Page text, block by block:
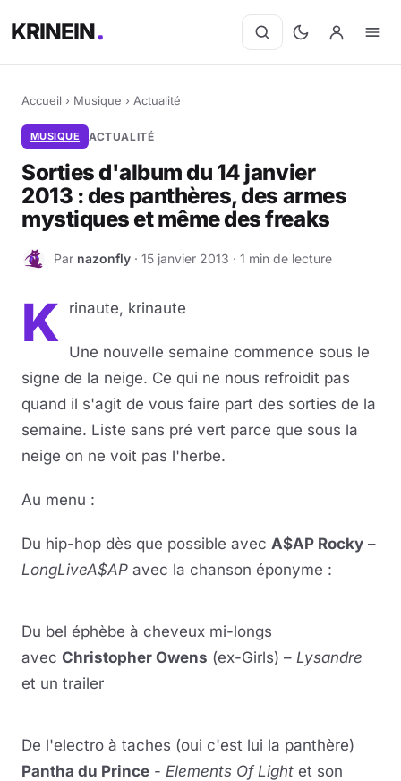
KRINEIN
Accueil › Musique › Actualité
MUSIQUE ACTUALITÉ
Sorties d'album du 14 janvier
2013 : des panthères, des armes
mystiques et même des freaks
N Par nazonfly · 15 janvier 2013 · 1 min de lecture
K rinaute, krinaute
Une nouvelle semaine commence sous le
signe de la neige. Ce qui ne nous refroidit pas
quand il s'agit de vous faire part des sorties de la
semaine. Liste sans pré vert parce que sous la
neige on ne voit pas l'herbe.
Au menu :
Du hip-hop dès que possible avec A$AP Rocky –
LongLiveA$AP avec la chanson éponyme :
YouTube · le lecteur se charge au clic
Du bel éphèbe à cheveux mi-longs
avec Christopher Owens (ex-Girls) – Lysandre
et un trailer
YouTube · le lecteur se charge au clic
De l'electro à taches (oui c'est lui la panthère)
Pantha du Prince - Elements Of Light et son